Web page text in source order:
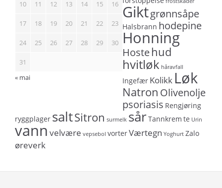
10 11 12 13 14 15 16
17 18 19 20 21 22 23
24 25 26 27 28 29 30
31
« mai
Giktgrønnsåpe
Halsbrann hodepine
Honning
Hostehud
hvitløk håravfall
Ingefær Kolikk Løk
Natron Olivenolje
psoriasis Rengjøring
ryggplager saltSitron surmelk sårTannkrem te Urin
vann velvære vepsebol vorterVærtegn Yoghurt Zalo
øreverk